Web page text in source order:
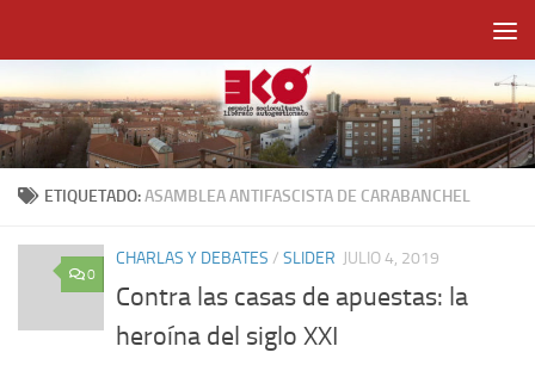
ETIQUETADO:ASAMBLEA ANTIFASCISTA DE CARABANCHEL
0
CHARLAS Y DEBATES / SLIDER JULIO 4, 2019
Contra las casas de apuestas: la
heroína del siglo XXI